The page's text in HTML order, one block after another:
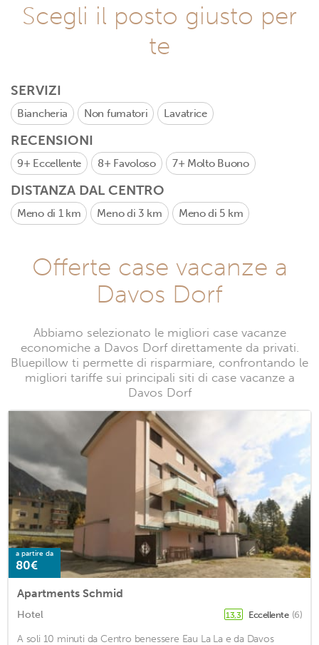
Scegli il posto giusto per
te
SERVIZI
Biancheria Non fumatori Lavatrice
RECENSIONI
9+ Eccellente 8+ Favoloso 7+ Molto Buono
DISTANZA DAL CENTRO
Meno di 1 km Meno di 3 km Meno di 5 km
Offerte case vacanze a
Davos Dorf
Abbiamo selezionato le migliori case vacanze
economiche a Davos Dorf direttamente da privati.
Bluepillow ti permette di risparmiare, confrontando le
migliori tariffe sui principali siti di case vacanze a
Davos Dorf
a partire da
80€
Apartments Schmid
Hotel 13,3 Eccellente (6)
A soli 10 minuti da Centro benessere Eau La La e da Davos